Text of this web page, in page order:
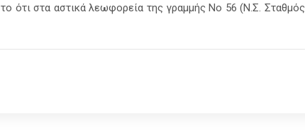
ότι στα αστικά λεωφορεία της γραμμής Νο 56 (Ν.Σ. Σταθμός